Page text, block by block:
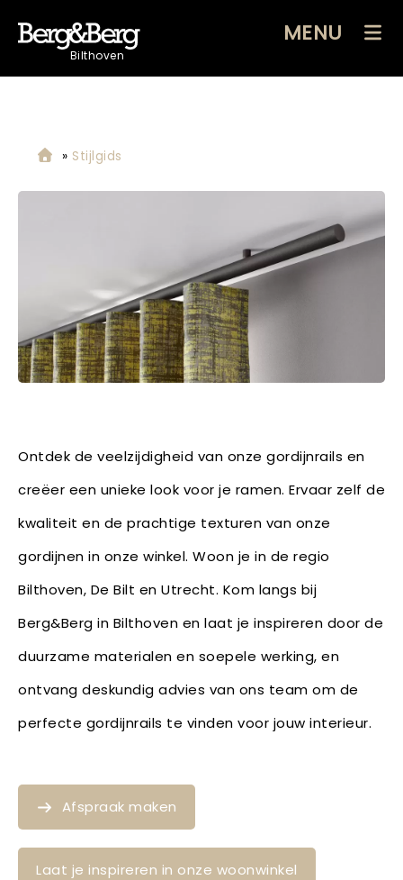
Bilthoven
MENU
» Stijlgids
Ontdek de veelzijdigheid van onze gordijnrails en
creëer een unieke look voor je ramen. Ervaar zelf de
kwaliteit en de prachtige texturen van onze
gordijnen in onze winkel. Woon je in de regio
Bilthoven, De Bilt en Utrecht. Kom langs bij
Berg&Berg in Bilthoven en laat je inspireren door de
duurzame materialen en soepele werking, en
ontvang deskundig advies van ons team om de
perfecte gordijnrails te vinden voor jouw interieur.
Afspraak maken
Laat je inspireren in onze woonwinkel